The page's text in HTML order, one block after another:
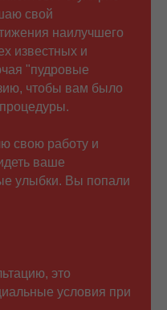
свой
наилучшего
известных и
"пудровые
чтобы вам было
свою работу и
ваше
улыбки. Вы попали
это
условия при